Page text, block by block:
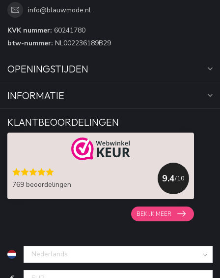
info@blauwmode.nl
KVK nummer: 60241780
btw-nummer: NL002236189B29
OPENINGSTIJDEN
INFORMATIE
KLANTBEOORDELINGEN
769 beoordelingen
9.4/10
BEKIJK MEER